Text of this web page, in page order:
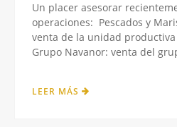
Un placer asesorar
operaciones: Pescados y
venta de la unidad
Grupo Navanor: venta del
LEER MÁS